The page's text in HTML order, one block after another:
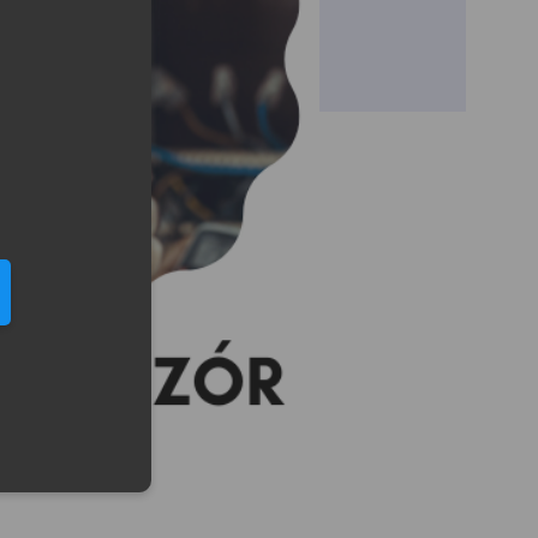
call
w formacie E164